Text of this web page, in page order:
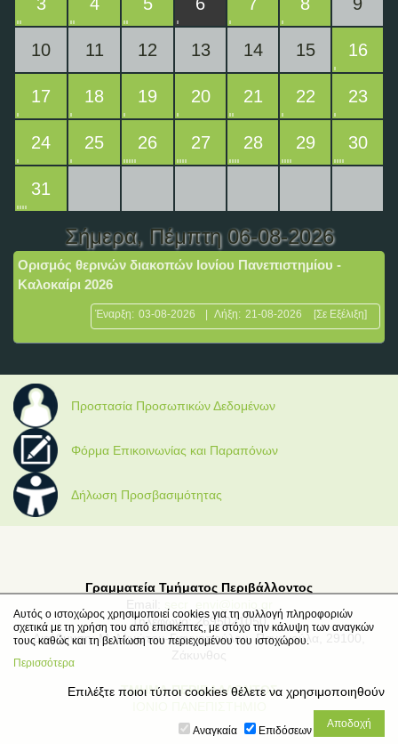
10 11 12 13 14 15 16
17 18 19 20 21 22 23
24 25 26 27 28 29 30
31
Σήμερα, Πέμπτη 06-08-2026
Ορισμός θερινών διακοπών Ιονίου Πανεπιστημίου -
Καλοκαίρι 2026
Έναρξη: 03-08-2026 Λήξη: 21-08-2026 [Σε Εξέλιξη]
Προστασία Προσωπικών Δεδομένων
Φόρμα Επικοινωνίας και Παραπόνων
Δήλωση Προσβασιμότητας
Γραμματεία Τμήματος Περιβάλλοντος
Email:
Τηλέφωνο: 2695021050
Διεύθυνση: Μ. Μινώτου-Γιαννοπούλου, Παναγούλα, 29100,
Ζάκυνθος
ΤΜΗΜΑ ΠΕΡΙΒΑΛΛΟΝΤΟΣ
Αυτός ο ιστοχώρος χρησιμοποιεί cookies για τη συλλογή πληροφοριών
σχετικά με τη χρήση του από επισκέπτες, με στόχο την κάλυψη των αναγκών
τους καθώς και τη βελτίωση του περιεχομένου του ιστοχώρου.
Περισσότερα
Επιλέξτε ποιοι τύποι cookies θέλετε να χρησιμοποιηθούν
Αναγκαία Επιδόσεων